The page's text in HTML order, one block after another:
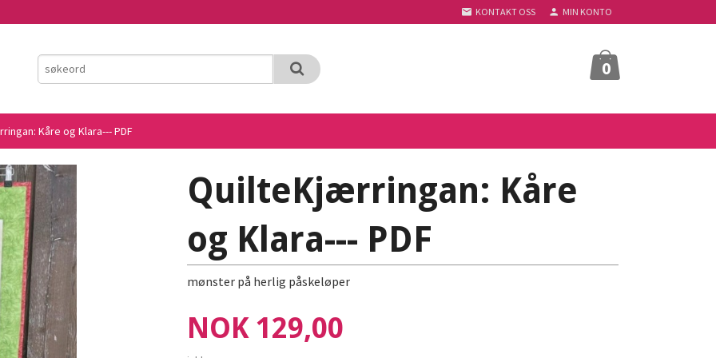
KONTAKT OSS MIN KONTO
0
Kåre og Klara--- PDF
QuilteKjærringan: Kåre
og Klara--- PDF
mønster på herlig påskeløper
Pris
NOK 129,00